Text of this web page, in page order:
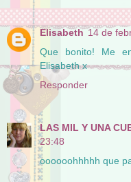
Elisabeth 14 de
Que bonito! Me
Elisabeth x
Responder
LAS MIL Y UNA
23:48
oooooohhhhh que